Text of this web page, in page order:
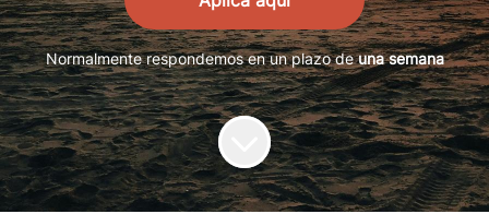
Normalmente respondemos en un plazo deuna semana